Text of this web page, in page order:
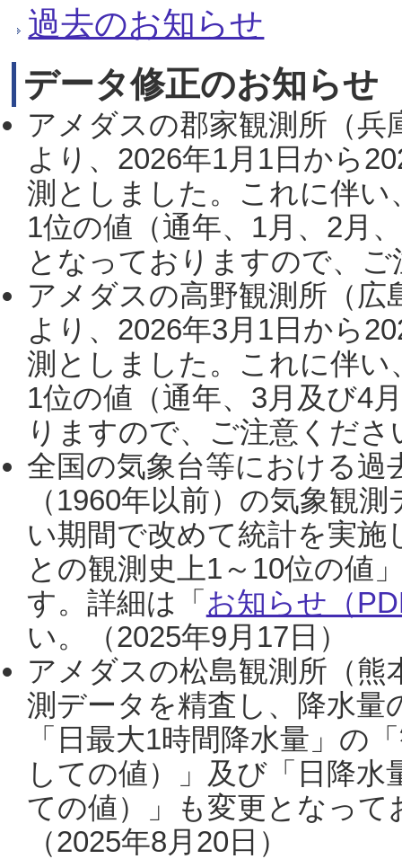
過去のお知らせ
データ修正のお知らせ
アメダスの郡家観測所（
より、2026年1月1日から
測としました。これに伴い
1位の値（通年、1月、2月
となっておりますので、
アメダスの高野観測所（
より、2026年3月1日から
測としました。これに伴い
1位の値（通年、3月及び4
りますので、ご注意くだ
全国の気象台等における過
（1960年以前）の気象観
い期間で改めて統計を実
との観測史上1～10位の値
す。詳細は「 お知らせ（
い。（2025年9月17日）
アメダスの松島観測所（熊
測データを精査し、降水
「日最大1時間降水量」の
しての値）」及び「日降
ての値）」も変更となっ
（2025年8月20日）